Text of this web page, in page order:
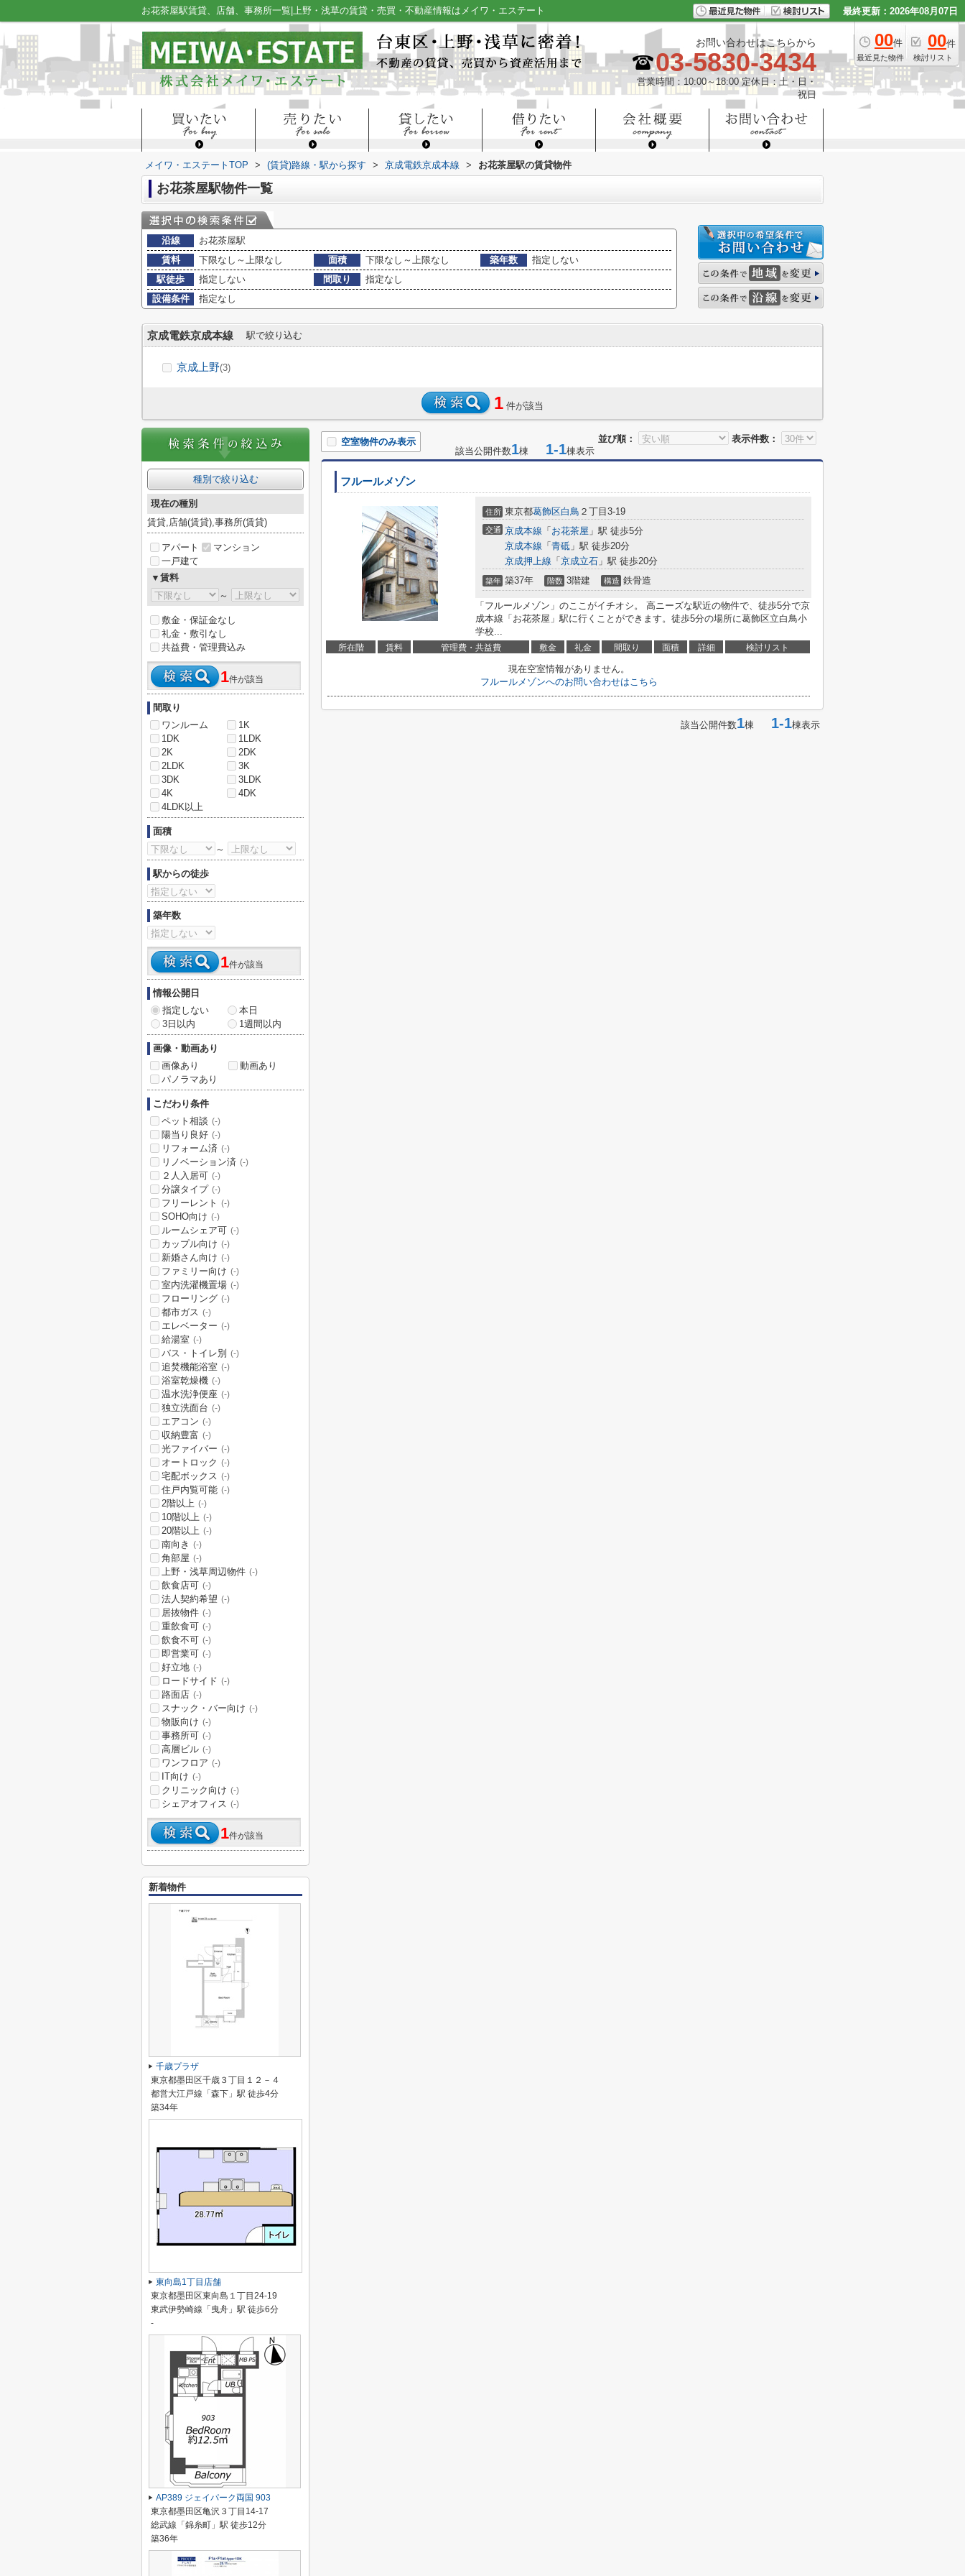
お花茶屋駅賃貸、店舗、事務所一覧|上野・浅草の賃貸・売買・不動産情報はメイワ・エステート 最終更新：2026年08月07日
00件
最近見た物件
00件
検討リスト
お問い合わせはこちらから
03-5830-3434
営業時間：10:00～18:00 定休日：土・日・
祝日
メイワ・エステートTOP > (賃貸)路線・駅から探す > 京成電鉄京成本線 > お花茶屋駅の賃貸物件
お花茶屋駅物件一覧
沿線
お花茶屋駅
賃料
下限なし～上限なし 面積 下限なし～上限なし 築年数
指定しない
駅徒歩
指定しない 間取り
指定なし
設備条件
指定なし
京成電鉄京成本線 駅で絞り込む
京成上野(3)
1 件が該当
並び順： 表示件数：
空室物件のみ表示
該当公開件数1棟 1-1棟表示
フルールメゾン
住所 東京都葛飾区白鳥 ２丁目3-19
交通 京成本線 「 お花茶屋 」駅 徒歩5分
京成本線 「 青砥 」駅 徒歩20分
京成押上線 「 京成立石 」駅 徒歩20分
築年 築37年 階数 3階建 構造 鉄骨造
「フルールメゾン」のここがイチオシ。 高ニーズな駅近の物件で、徒歩5分で京
成本線「お花茶屋」駅に行くことができます。徒歩5分の場所に葛飾区立白鳥小
学校...
所在階 賃料 管理費・共益費 敷金 礼金 間取り 面積 詳細 検討リスト
現在空室情報がありません。
フルールメゾンへのお問い合わせはこちら
該当公開件数1棟 1-1棟表示
種別で絞り込む
現在の種別
賃貸,店舗(賃貸),事務所(賃貸)
アパート
マンション
一戸建て
▼賃料
～
敷金・保証金なし
礼金・敷引なし
共益費・管理費込み
1件が該当
間取り
ワンルーム
1K
1DK
1LDK
2K
2DK
2LDK
3K
3DK
3LDK
4K
4DK
4LDK以上
面積
～
駅からの徒歩
築年数
1件が該当
情報公開日
指定しない
本日
3日以内
1週間以内
画像・動画あり
画像あり
動画あり
パノラマあり
こだわり条件
ペット相談 (-)
陽当り良好 (-)
リフォーム済 (-)
リノベーション済 (-)
２人入居可 (-)
分譲タイプ (-)
フリーレント (-)
SOHO向け (-)
ルームシェア可 (-)
カップル向け (-)
新婚さん向け (-)
ファミリー向け (-)
室内洗濯機置場 (-)
フローリング (-)
都市ガス (-)
エレベーター (-)
給湯室 (-)
バス・トイレ別 (-)
追焚機能浴室 (-)
浴室乾燥機 (-)
温水洗浄便座 (-)
独立洗面台 (-)
エアコン (-)
収納豊富 (-)
光ファイバー (-)
オートロック (-)
宅配ボックス (-)
住戸内覧可能 (-)
2階以上 (-)
10階以上 (-)
20階以上 (-)
南向き (-)
角部屋 (-)
上野・浅草周辺物件 (-)
飲食店可 (-)
法人契約希望 (-)
居抜物件 (-)
重飲食可 (-)
飲食不可 (-)
即営業可 (-)
好立地 (-)
ロードサイド (-)
路面店 (-)
スナック・バー向け (-)
物販向け (-)
事務所可 (-)
高層ビル (-)
ワンフロア (-)
IT向け (-)
クリニック向け (-)
シェアオフィス (-)
1件が該当
新着物件
千歳プラザ
東京都墨田区千歳３丁目１２－４
都営大江戸線「森下」駅 徒歩4分
築34年
東向島1丁目店舗
東京都墨田区東向島１丁目24-19
東武伊勢崎線「曳舟」駅 徒歩6分
-
AP389 ジェイパーク両国 903
東京都墨田区亀沢３丁目14-17
総武線「錦糸町」駅 徒歩12分
築36年